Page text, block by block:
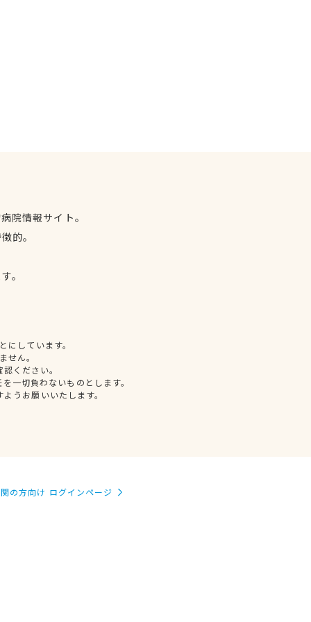
院情報サイト。
的。
。
しています。
せん。
ください。
一切負わないものとします。
うお願いいたします。
の方向け ログインページ